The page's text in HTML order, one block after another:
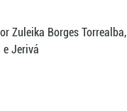
Zuleika Borges Torrealba,
e Jerivá